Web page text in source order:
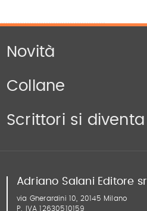
Novità
Collane
Scrittori si diventa
Adriano Salani Editore srl
via Gherardini 10, 20145 Milano
P. IVA 12630510159